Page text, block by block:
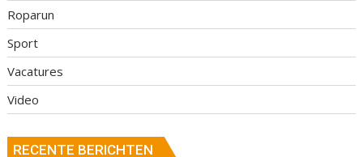
Roparun
Sport
Vacatures
Video
RECENTE BERICHTEN